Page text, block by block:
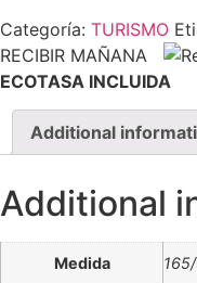
Categoría: TURISMO
RECIBIR MAÑANA
ECOTASA INCLUIDA
Additional
Additional
Medida